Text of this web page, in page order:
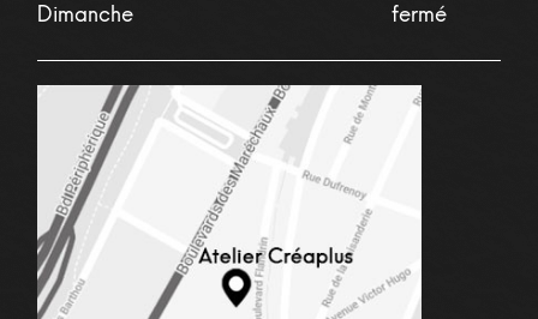
Dimanche
fermé